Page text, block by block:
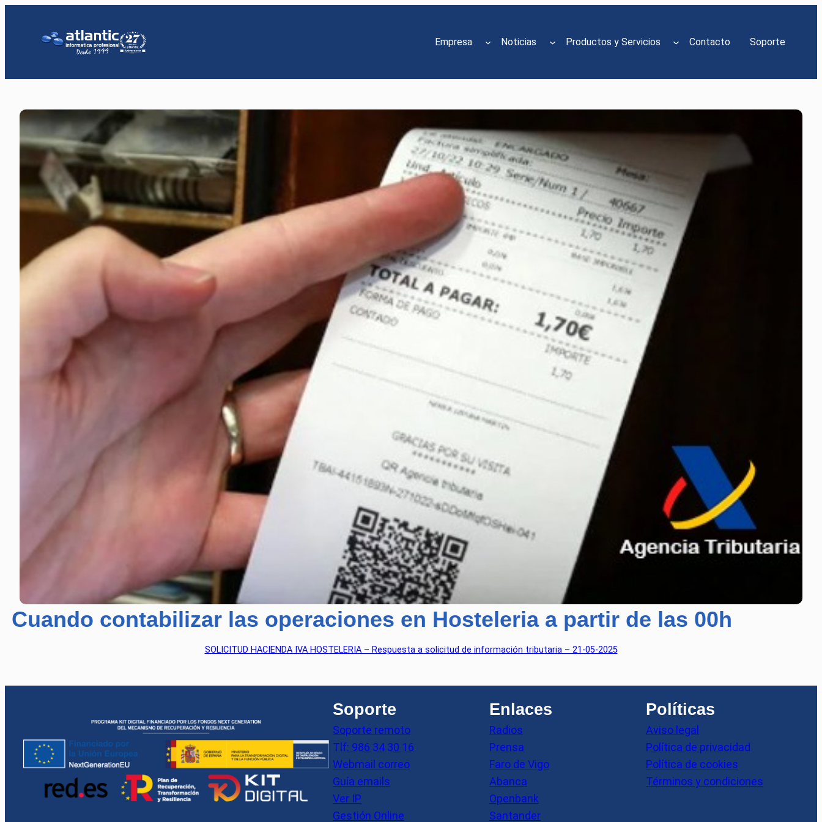
Empresa Noticias Productos y Servicios Contacto Soporte
Cuando contabilizar las operaciones en Hosteleria a partir de las 00h
SOLICITUD HACIENDA IVA HOSTELERIA – Respuesta a solicitud de información tributaria – 21-05-2025
Soporte
Soporte remoto
Tlf: 986 34 30 16
Webmail correo
Guía emails
Ver IP
Gestión Online
Enlaces
Radios
Prensa
Faro de Vigo
Abanca
Openbank
Santander
Políticas
Aviso legal
Política de privacidad
Política de cookies
Términos y condiciones